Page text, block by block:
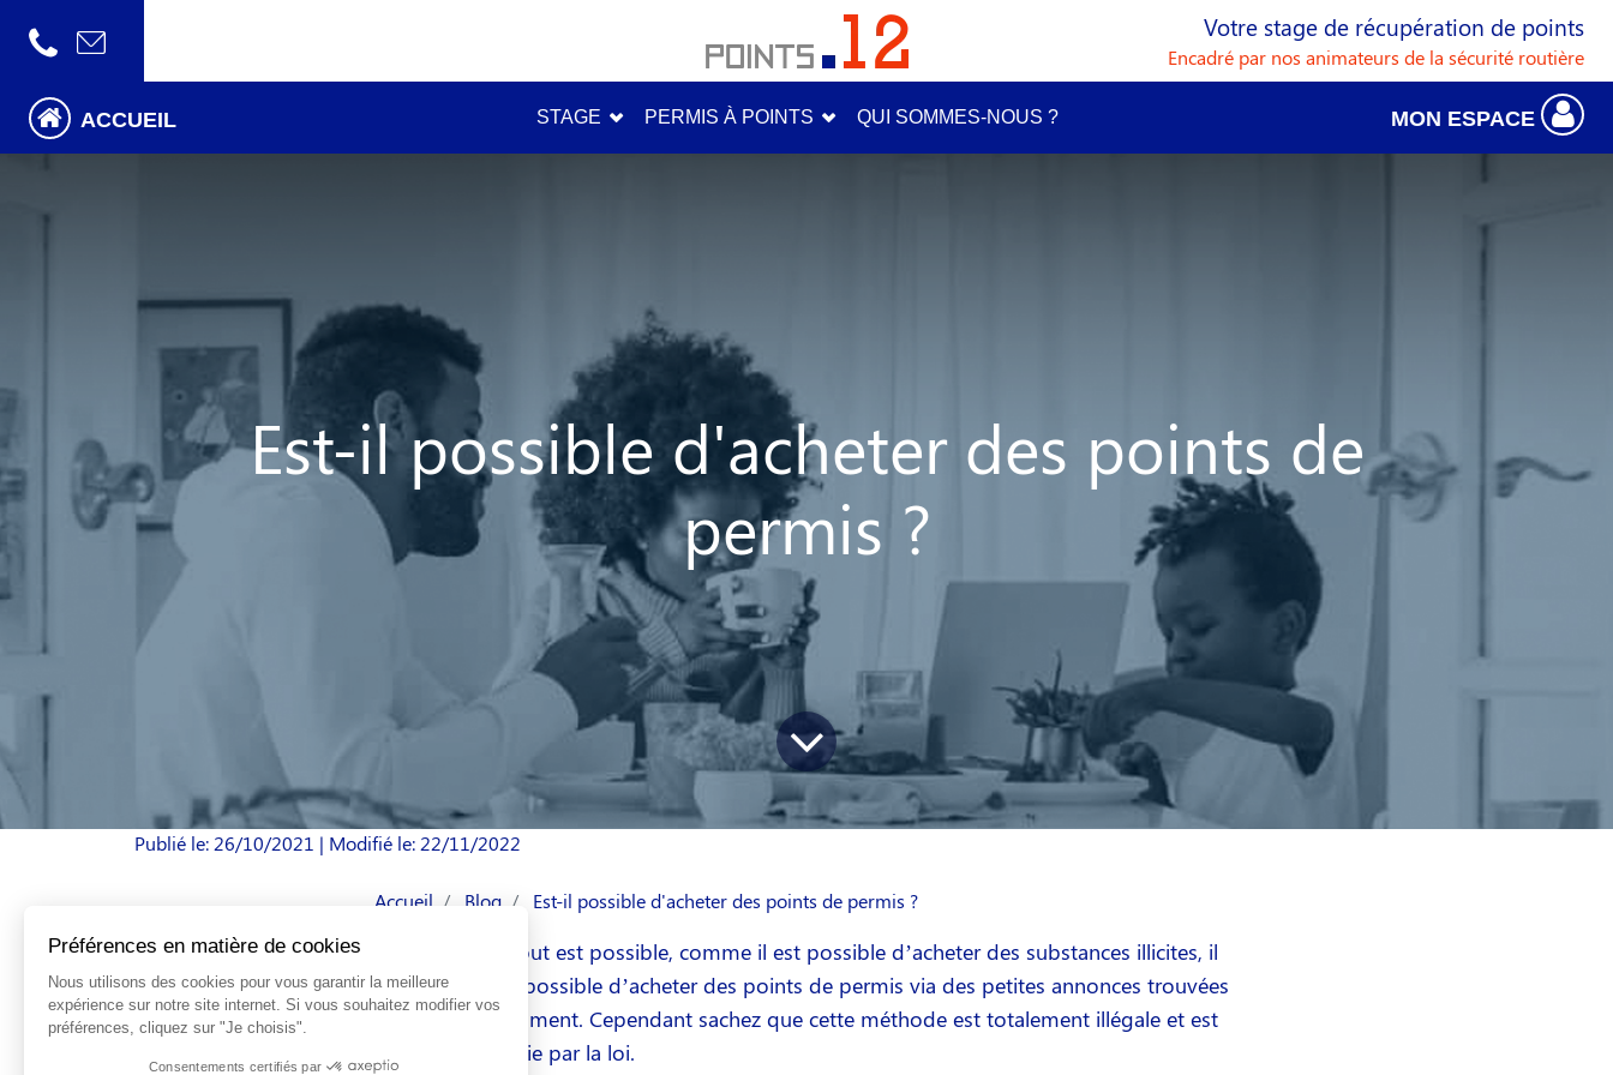
Votre stage de récupération de points
Encadré par nos animateurs de la sécurité routière
ACCUEIL STAGE PERMIS À POINTS QUI SOMMES-NOUS ? MON ESPACE
Est-il possible d'acheter des points de
permis ?
Publié le: 26/10/2021 | Modifié le: 22/11/2022
Accueil Blog Est-il possible d'acheter des points de permis ?
Dans l’absolu tout est possible, comme il est possible d’acheter des substances illicites, il
est aujourd’hui possible d’acheter des points de permis via des petites annonces trouvées
sur le net notamment. Cependant sachez que cette méthode est totalement illégale et est
sévèrement punie par la loi.